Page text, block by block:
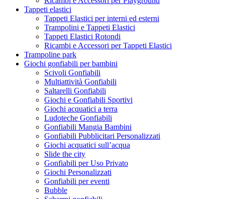
Tappeti elastici
Tappeti Elastici per interni ed esterni
Trampolini e Tappeti Elastici
Tappeti Elastici Rotondi
Ricambi e Accessori per Tappeti Elastici
Trampoline park
Giochi gonfiabili per bambini
Scivoli Gonfiabili
Multiattività Gonfiabili
Saltarelli Gonfiabili
Giochi e Gonfiabili Sportivi
Giochi acquatici a terra
Ludoteche Gonfiabili
Gonfiabili Mangia Bambini
Gonfiabili Pubblicitari Personalizzati
Giochi acquatici sull’acqua
Slide the city
Gonfiabili per Uso Privato
Giochi Personalizzati
Gonfiabili per eventi
Bubble